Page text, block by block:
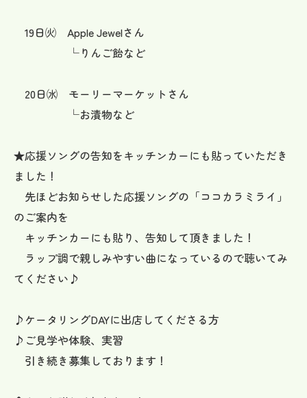
19日㈫ Apple Jewelさん
└りんご飴など
20日㈬ モーリーマーケットさん
└お漬物など
★応援ソングの告知をキッチンカーにも貼っていただき
ました！
先ほどお知らせした応援ソングの「ココカラミライ」
のご案内を
キッチンカーにも貼り、告知して頂きました！
ラップ調で親しみやすい曲になっているので聴いてみ
てください♪
♪ケータリングDAYに出店してくださる方
♪ご見学や体験、実習
引き続き募集しております！